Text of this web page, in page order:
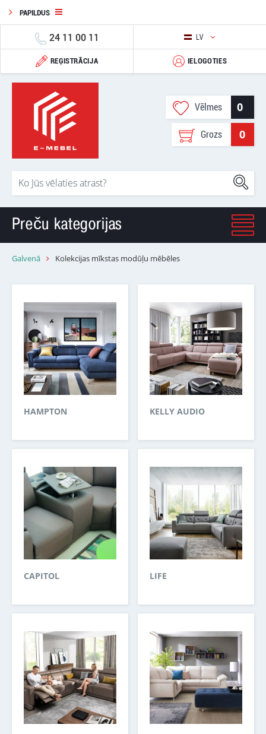
PAPILDUS
24 11 00 11 LV
REĢISTRĀCIJA IELOGOTIES
Vēlmes 0
Grozs 0
Preču kategorijas
Galvenā Kolekcijas mīkstas modūļu mēbēles
HAMPTON KELLY AUDIO
CAPITOL LIFE